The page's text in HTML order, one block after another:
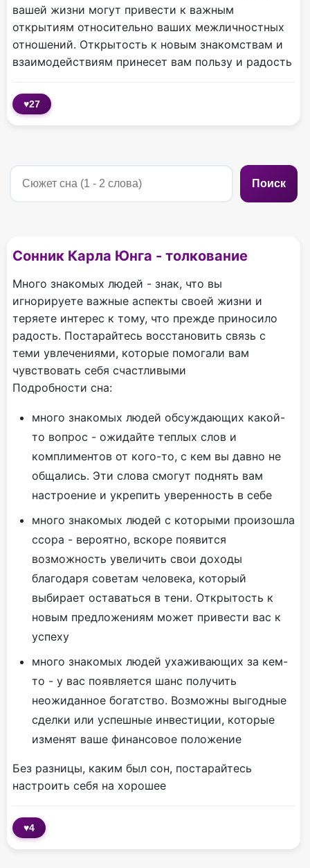
вашей жизни могут привести к важным
открытиям относительно ваших межличностных
отношений. Открытость к новым знакомствам и
взаимодействиям принесет вам пользу и радость
♥27
Поиск
Сонник Карла Юнга - толкование
Много знакомых людей - знак, что вы
игнорируете важные аспекты своей жизни и
теряете интерес к тому, что прежде приносило
радость. Постарайтесь восстановить связь с
теми увлечениями, которые помогали вам
чувствовать себя счастливыми
Подробности сна:
много знакомых людей обсуждающих какой-
то вопрос - ожидайте теплых слов и
комплиментов от кого-то, с кем вы давно не
общались. Эти слова смогут поднять вам
настроение и укрепить уверенность в себе
много знакомых людей с которыми произошла
ссора - вероятно, вскоре появится
возможность увеличить свои доходы
благодаря советам человека, который
выбирает оставаться в тени. Открытость к
новым предложениям может привести вас к
успеху
много знакомых людей ухаживающих за кем-
то - у вас появляется шанс получить
неожиданное богатство. Возможны выгодные
сделки или успешные инвестиции, которые
изменят ваше финансовое положение
Без разницы, каким был сон, постарайтесь
настроить себя на хорошее
♥4